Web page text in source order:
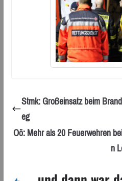
Stmk: Großeinsatz beim
eg
Oö: Mehr als 20 Feuerwehren
n